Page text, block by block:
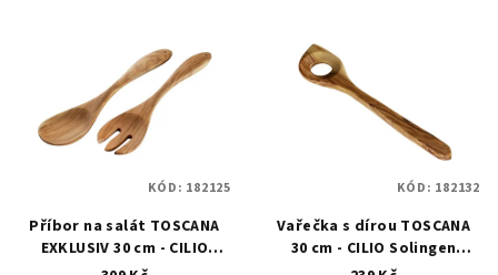
Příbor na salát TOSCANA
EXKLUSIV 30 cm - CILIO
KÓD: 182125
Vařečka s dírou TOSCANA
30 cm - CILIO Solingen
KÓD: 182132